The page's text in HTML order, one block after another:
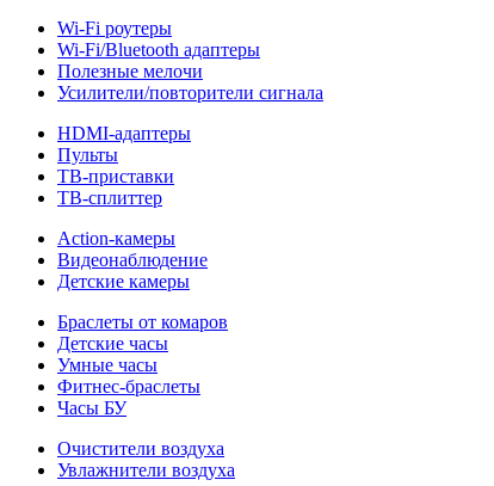
Wi-Fi роутеры
Wi-Fi/Bluetooth адаптеры
Полезные мелочи
Усилители/повторители сигнала
HDMI-адаптеры
Пульты
ТВ-приставки
ТВ-сплиттер
Action-камеры
Видеонаблюдение
Детские камеры
Браслеты от комаров
Детские часы
Умные часы
Фитнес-браслеты
Часы БУ
Очистители воздуха
Увлажнители воздуха